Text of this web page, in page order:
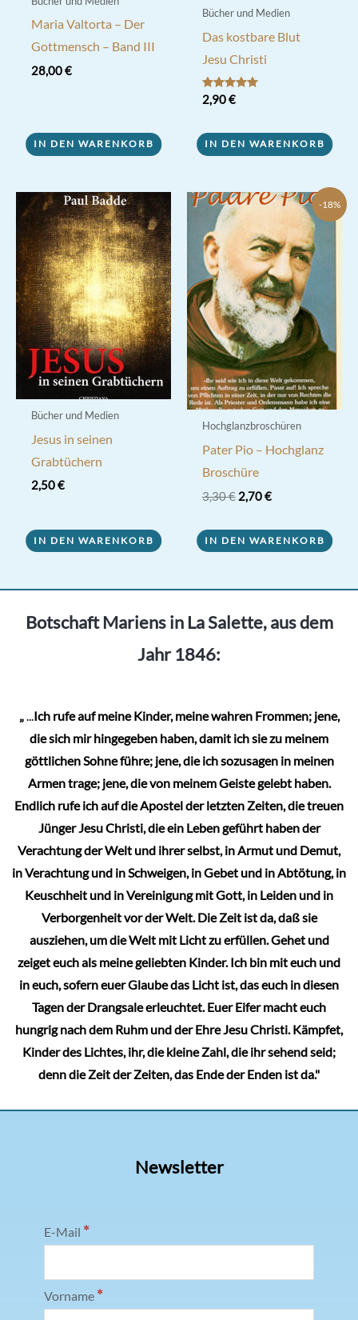
Maria Valtorta – Der
Gottmensch – Band III
28,00€
IN DEN WARENKORB
Bücher und Medien
Das kostbare Blut
Jesu Christi
Bewertet mit
5.00
2,90€
IN DEN WARENKORB
Bücher und Medien
Jesus in seinen
Grabtüchern
2,50€
IN DEN WARENKORB
-18%
Hochglanzbroschüren
Pater Pio – Hochglanz
Broschüre
3,30€ Ursprünglicher
3,30 €
2,70€Aktueller
2,70 €.
IN DEN WARENKORB
Botschaft Mariens in La Salette, aus dem
Jahr 1846:
„...Ich rufe auf meine Kinder, meine wahren Frommen; jene,
die sich mir hingegeben haben, damit ich sie zu meinem
göttlichen Sohne führe; jene, die ich sozusagen in meinen
Armen trage; jene, die von meinem Geiste gelebt haben.
Endlich rufe ich auf die Apostel der letzten Zeiten, die treuen
Jünger Jesu Christi, die ein Leben geführt haben der
Verachtung der Welt und ihrer selbst, in Armut und Demut,
in Verachtung und in Schweigen, in Gebet und in Abtötung, in
Keuschheit und in Vereinigung mit Gott, in Leiden und in
Verborgenheit vor der Welt. Die Zeit ist da, daß sie
ausziehen, um die Welt mit Licht zu erfüllen. Gehet und
zeiget euch als meine geliebten Kinder. Ich bin mit euch und
in euch, sofern euer Glaube das Licht ist, das euch in diesen
Tagen der Drangsale erleuchtet. Euer Eifer macht euch
hungrig nach dem Ruhm und der Ehre Jesu Christi. Kämpfet,
Kinder des Lichtes, ihr, die kleine Zahl, die ihr sehend seid;
denn die Zeit der Zeiten, das Ende der Enden ist da."
Newsletter
E-Mail *
Vorname *